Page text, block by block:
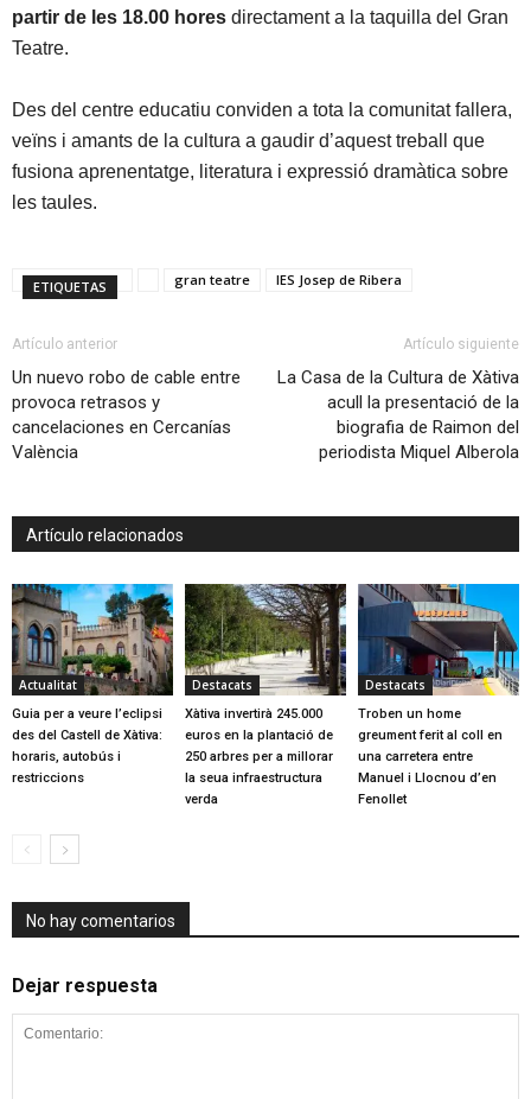
partir de les 18.00 hores directament a la taquilla del Gran
Teatre.
Des del centre educatiu conviden a tota la comunitat fallera,
veïns i amants de la cultura a gaudir d’aquest treball que
fusiona aprenentatge, literatura i expressió dramàtica sobre
les taules.
ETIQUETAS gran teatre IES Josep de Ribera
Artículo anterior
Un nuevo robo de cable entre
provoca retrasos y
cancelaciones en Cercanías
València
Artículo siguiente
La Casa de la Cultura de Xàtiva
acull la presentació de la
biografia de Raimon del
periodista Miquel Alberola
Artículo relacionados
Actualitat
Guia per a veure l’eclipsi
des del Castell de Xàtiva:
horaris, autobús i
restriccions
Destacats
Xàtiva invertirà 245.000
euros en la plantació de
250 arbres per a millorar
la seua infraestructura
verda
Destacats
Troben un home
greument ferit al coll en
una carretera entre
Manuel i Llocnou d’en
Fenollet
No hay comentarios
Dejar respuesta